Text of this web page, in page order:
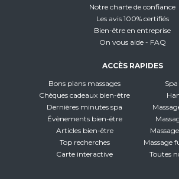
Notre charte de confiance
Les avis 100% certifiés
Bien-être en entreprise
On vous aide - FAQ
ACCÈS RAPIDES
Bons plans massages
Chèques cadeaux bien-être
Dernières minutes spa
Évènements bien-être
Articles bien-être
Top recherches
Carte interactive
Massage
Toutes